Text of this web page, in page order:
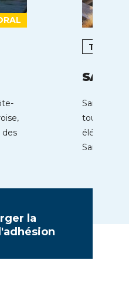
des
SAINT
Saint-
touristique
éléments
Saint-
la